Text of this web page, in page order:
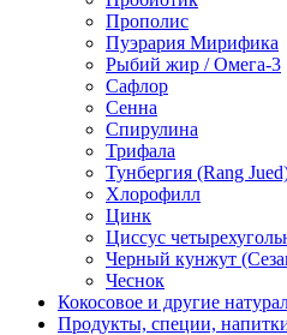
Прополис
Пуэрария Мирифика
Рыбий жир / Омега-3
Сафлор
Сенна
Спирулина
Трифала
Тунбергия (Rang
Хлорофилл
Цинк
Циссус
Черный кунжут
Чеснок
Кокосовое и другие
Продукты, специи,